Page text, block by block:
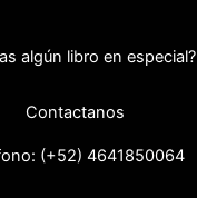
algún libro en especial?
Contactanos
(+52) 4641850064